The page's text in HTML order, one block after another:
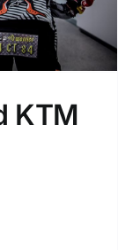
KTM